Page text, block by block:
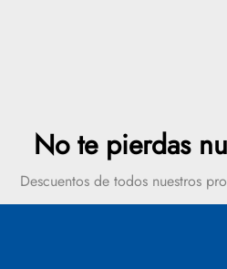
No te pierdas
Descuentos de todos nuestros